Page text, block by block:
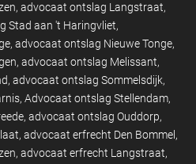
advocaat ontslag Langstraat
Stad aan 't Haringvliet
advocaat ontslag Nieuwe Tonge
advocaat ontslag Melissant
advocaat ontslag Sommelsdijk
Advocaat ontslag Stellendam
advocaat ontslag Ouddorp
advocaat erfrecht Den Bommel
advocaat erfrecht Langstraat